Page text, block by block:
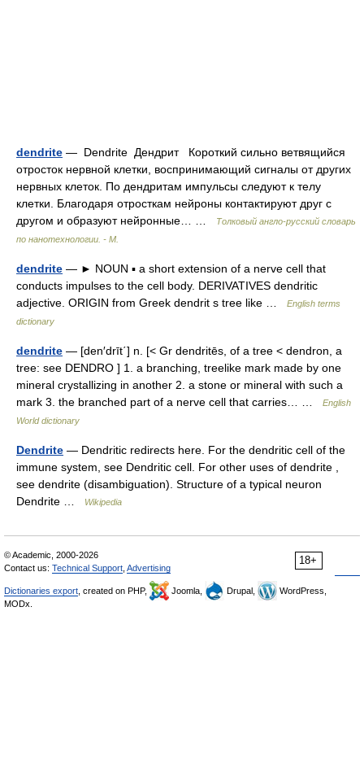
dendrite — Dendrite Дендрит Короткий сильно ветвящийся
отросток нервной клетки, воспринимающий сигналы от других
нервных клеток. По дендритам импульсы следуют к телу
клетки. Благодаря отросткам нейроны контактируют друг с
другом и образуют нейронные… …
Толковый англо-русский словарь
по нанотехнологии. - М.
dendrite — ► NOUN ▪ a short extension of a nerve cell that
conducts impulses to the cell body. DERIVATIVES dendritic
adjective. ORIGIN from Greek dendrit s tree like …
English terms
dictionary
dendrite — [den′drīt΄] n. [< Gr dendritēs, of a tree < dendron, a
tree: see DENDRO ] 1. a branching, treelike mark made by one
mineral crystallizing in another 2. a stone or mineral with such a
mark 3. the branched part of a nerve cell that carries… …
English
World dictionary
Dendrite — Dendritic redirects here. For the dendritic cell of the
immune system, see Dendritic cell. For other uses of dendrite ,
see dendrite (disambiguation). Structure of a typical neuron
Dendrite …
Wikipedia
18+
© Academic, 2000-2026
Contact us: Technical Support Advertising
Dictionaries export , created on PHP, Joomla, Drupal,
WordPress,
MODx.